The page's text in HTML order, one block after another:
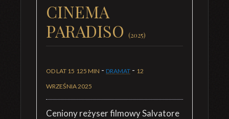
CINEMA
PARADISO (2025)
OD LAT 15 125 MIN - DRAMAT - 12
WRZEŚNIA 2025
Ceniony reżyser filmowy Salvatore